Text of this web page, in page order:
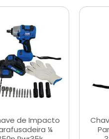
de Impacto
¼